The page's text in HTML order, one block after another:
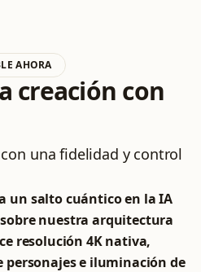
AHORA
creación con
una fidelidad y control
un salto cuántico en la IA
nuestra arquitectura
resolución 4K nativa,
personajes e iluminación de